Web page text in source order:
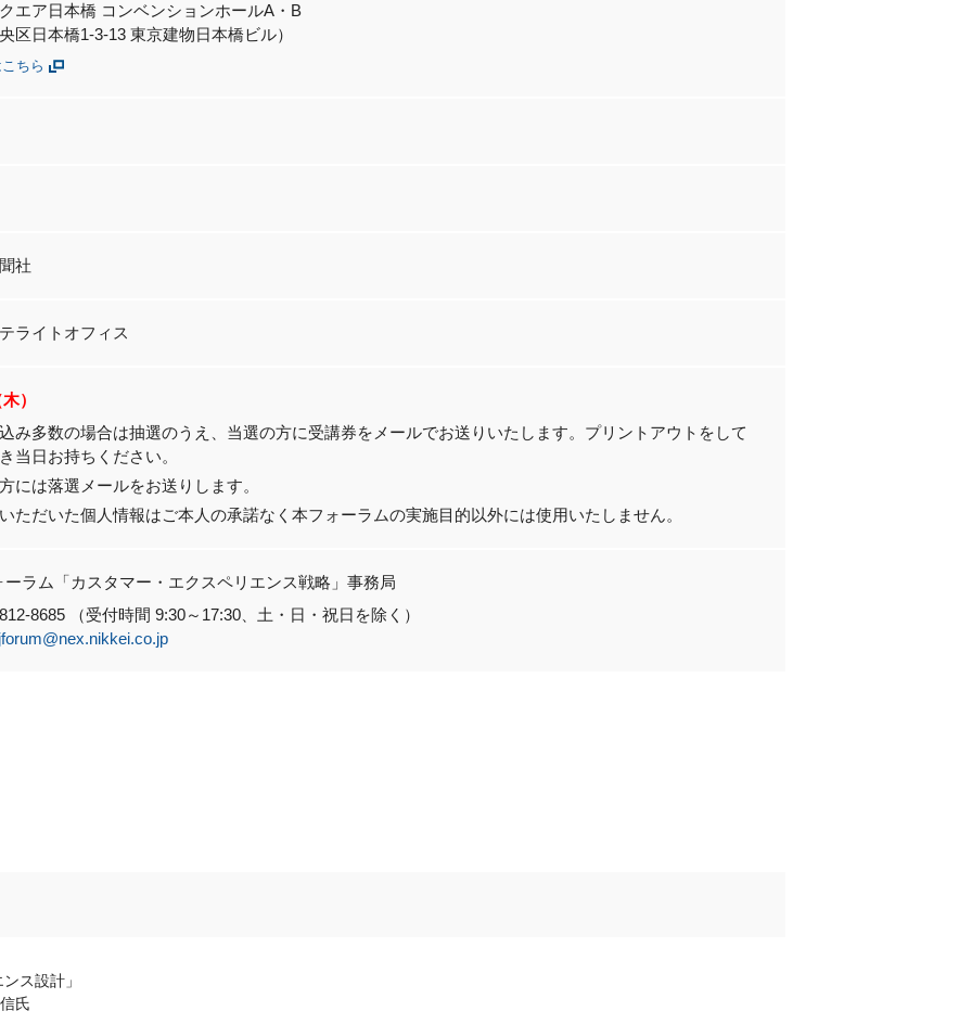
エア日本橋 コンベンションホールA・B
区日本橋1-3-13 東京建物日本橋ビル）
ちら
社
ライトオフィス
）
み多数の場合は抽選のうえ、当選の方に受講券をメールでお送りいたします。プリントアウトをして
当日お持ちください。
には落選メールをお送りします。
ただいた個人情報はご本人の承諾なく本フォーラムの実施目的以外には使用いたしません。
ーラム「カスタマー・エクスペリエンス戦略」事務局
8685 （受付時間 9:30～17:30、土・日・祝日を除く）
ス設計」
氏